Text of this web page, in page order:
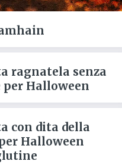
ragnatela senza
Halloween
con dita della
Halloween